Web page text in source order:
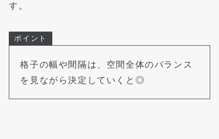
す。
ポイント
格子の幅や間隔は、空間全体のバランス
を見ながら決定していくと◎